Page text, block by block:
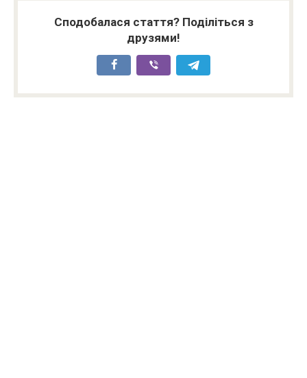
Сподобалася стаття? Поділіться з
друзями!